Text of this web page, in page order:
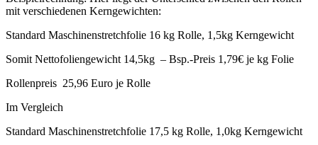
mit verschiedenen Kerngewichten:
Standard Maschinenstretchfolie 16 kg Rolle, 1,5kg Kerngewicht
Somit Nettofoliengewicht 14,5kg – Bsp.-Preis 1,79€ je kg Folie
Rollenpreis 25,96 Euro je Rolle
Im Vergleich
Standard Maschinenstretchfolie 17,5 kg Rolle, 1,0kg Kerngewicht